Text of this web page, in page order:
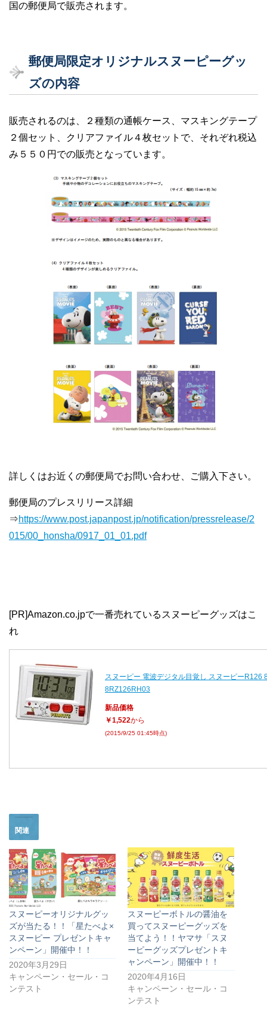
国の郵便局で販売されます。
郵便局限定オリジナルスヌーピーグッ
ズの内容
販売されるのは、２種類の通帳ケース、マスキングテープ
２個セット、クリアファイル４枚セットで、それぞれ税込
み５５０円での販売となっています。
詳しくはお近くの郵便局でお問い合わせ、ご購入下さい。
郵便局のプレスリリース詳細
⇒https://www.post.japanpost.jp/notification/pressrelease/2
015/00_honsha/0917_01_01.pdf
[PR]Amazon.co.jpで一番売れているスヌーピーグッズはこ
れ
スヌーピー 電波デジタル目覚し スヌーピーR126
8RZ126RH03
新品価格
￥1,522から
(2015/9/25 01:45時点)
関連
スヌーピーオリジナルグッ
ズが当たる！！「星たべよ×
スヌーピー プレゼントキャ
ンペーン」開催中！！
2020年3月29日
キャンペーン・セール・コ
ンテスト
スヌーピーボトルの醤油を
買ってスヌーピーグッズを
当てよう！！ヤマサ「スヌ
ーピーグッズプレゼントキ
ャンペーン」開催中！！
2020年4月16日
キャンペーン・セール・コ
ンテスト